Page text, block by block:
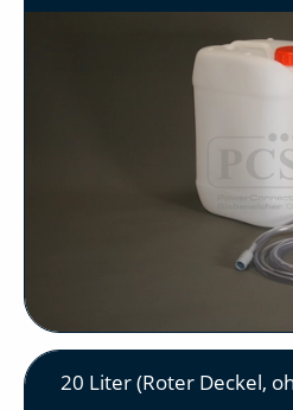
20 Liter (Roter Deckel,